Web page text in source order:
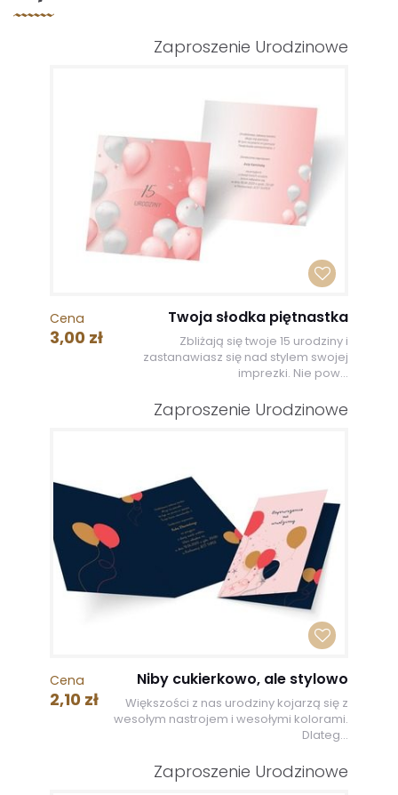
Zaproszenie Urodzinowe
Cena
3,00 zł
Twoja słodka piętnastka
Zbliżają się twoje 15 urodziny i
zastanawiasz się nad stylem swojej
imprezki. Nie pow...
Zaproszenie Urodzinowe
Cena
2,10 zł
Niby cukierkowo, ale stylowo
Większości z nas urodziny kojarzą się z
wesołym nastrojem i wesołymi kolorami.
Dlateg...
Zaproszenie Urodzinowe